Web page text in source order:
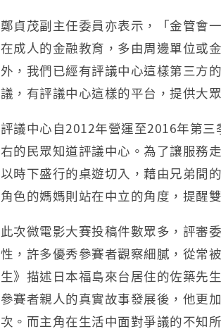
鄭貞茂副主任委員亦表示，「金管會
在成人的金融教育，多由周邊單位或
外，我們已經有評議中心這樣第三方
議，有評議中心這樣的平台，提供大
評議中心自2012年營運至2016年第
右的民眾知道評議中心。為了讓服務
以時下盛行的桌遊切入，藉由兄弟間
角色的媽媽則站在中立的角度，提醒
此次微電影大賽投稿件數眾多，評審
性，許多優秀參賽者觀察細膩，從常
生》描述日本福島來台居住的佐築先
參賽者親人的真實故事發展後，他更
次。而主角在生活中面對爭議的不知